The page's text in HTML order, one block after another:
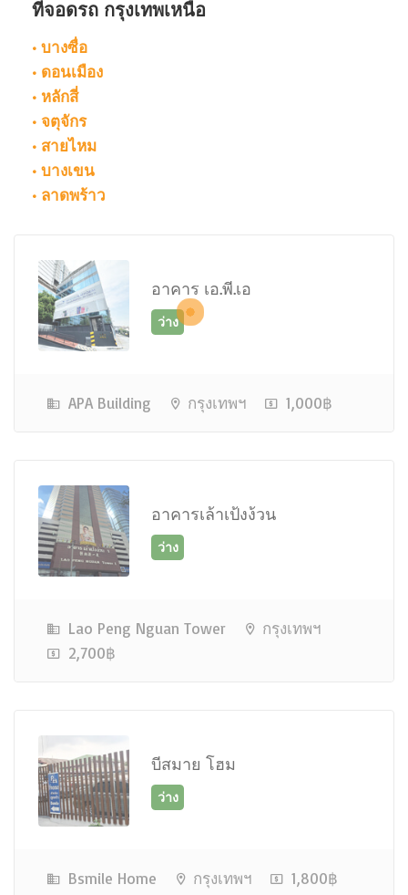
ที่จอดรถ กรุงเทพเหนือ
• บางซื่อ
• ดอนเมือง
• หลักสี่
• จตุจักร
• สายไหม
• บางเขน
• ลาดพร้าว
อาคาร เอ.พี.เอ
APA Building กรุงเทพฯ 1,000฿
อาคารเล้าเป้งง้วน
Lao Peng Nguan Tower
กรุงเทพฯ
2,700฿
บีสมาย โฮม
Bsmile Home กรุงเทพฯ 1,800฿